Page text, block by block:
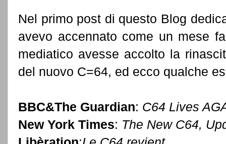
Nel primo post di questo Blog
avevo accennato come un mese
mediatico avesse accolto la
del nuovo C=64, ed ecco qualche
BBC&The Guardian: C64 Lives
New York Times: The New C64,